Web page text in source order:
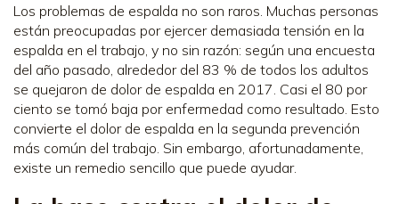
Los problemas de espalda no son raros. Muchas personas
están preocupadas por ejercer demasiada tensión en la
espalda en el trabajo, y no sin razón: según una encuesta
del año pasado, alrededor del 83 % de todos los adultos
se quejaron de dolor de espalda en 2017. Casi el 80 por
ciento se tomó baja por enfermedad como resultado. Esto
convierte el dolor de espalda en la segunda prevención
más común del trabajo. Sin embargo, afortunadamente,
existe un remedio sencillo que puede ayudar.